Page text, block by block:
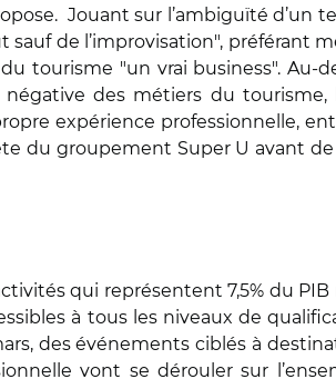
Jouant sur l’ambiguïté d’un
de l’improvisation", préférant
tourisme "un vrai business". Au-
des métiers du tourisme,
expérience professionnelle,
du groupement Super U avant
qui représentent 7,5% du PIB
à tous les niveaux de
des événements ciblés à
vont se dérouler sur